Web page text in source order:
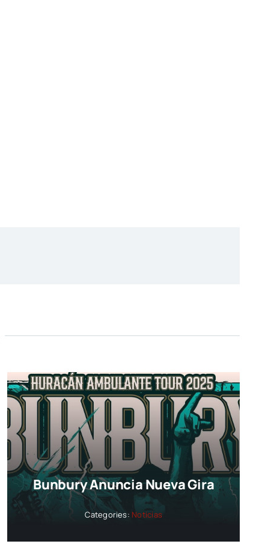
Bunbury Anuncia Nueva Gira
Categories: Noticias